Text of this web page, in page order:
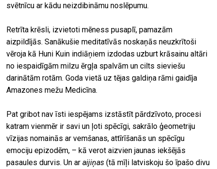
svētnīcu ar kādu neizdibināmu noslēpumu.
Retrīta krēsli, izvietoti mēness pusaplī, pamazām
aizpildījās. Sanākušie meditatīvās noskaņās neuzkrītoši
vēroja kā Huni Kuin indiāņiem izdodas uzburt krāsainu altāri
no iespaidīgām milzu ērgļa spalvām un cilts sieviešu
darinātām rotām. Goda vietā uz tējas galdiņa rāmi gaidīja
Amazones mežu Medicīna.
Pat gribot nav īsti iespējams izstāstīt pārdzīvoto, procesi
katram vienmēr ir savi un ļoti spēcīgi, sakrālo ģeometriju
vīzijas nomainās ar vemšanas, attīrīšanās un spēcīgu
emociju epizodēm, – kā verot aizvien jaunas iekšējās
pasaules durvis. Un araijiņas (tā mīļi latviskoju šo īpašo divu